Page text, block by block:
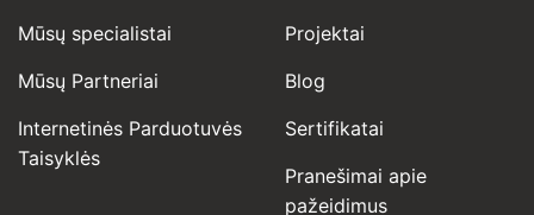
Mūsų specialistai
Mūsų Partneriai
Internetinės Parduotuvės
Taisyklės
Projektai
Blog
Sertifikatai
Pranešimai apie
pažeidimus